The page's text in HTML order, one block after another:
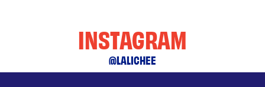
INSTAGRAM
@LALICHEE